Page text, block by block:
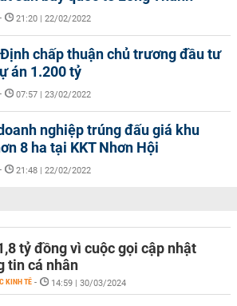
- 21:20 | 22/02/2022
chấp thuận chủ trương đầu tư
án 1.200 tỷ
- 07:57 | 23/02/2022
nghiệp trúng đấu giá khu
8 ha tại KKT Nhơn Hội
- 21:48 | 22/02/2022
tỷ đồng vì cuộc gọi cập nhật
tin cá nhân
KINH TẾ - 14:59 | 30/03/2024